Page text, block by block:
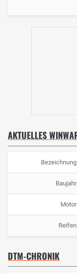
Bezeichnung
Baujahr
Motor
Reifen
DTM-CHRONIK